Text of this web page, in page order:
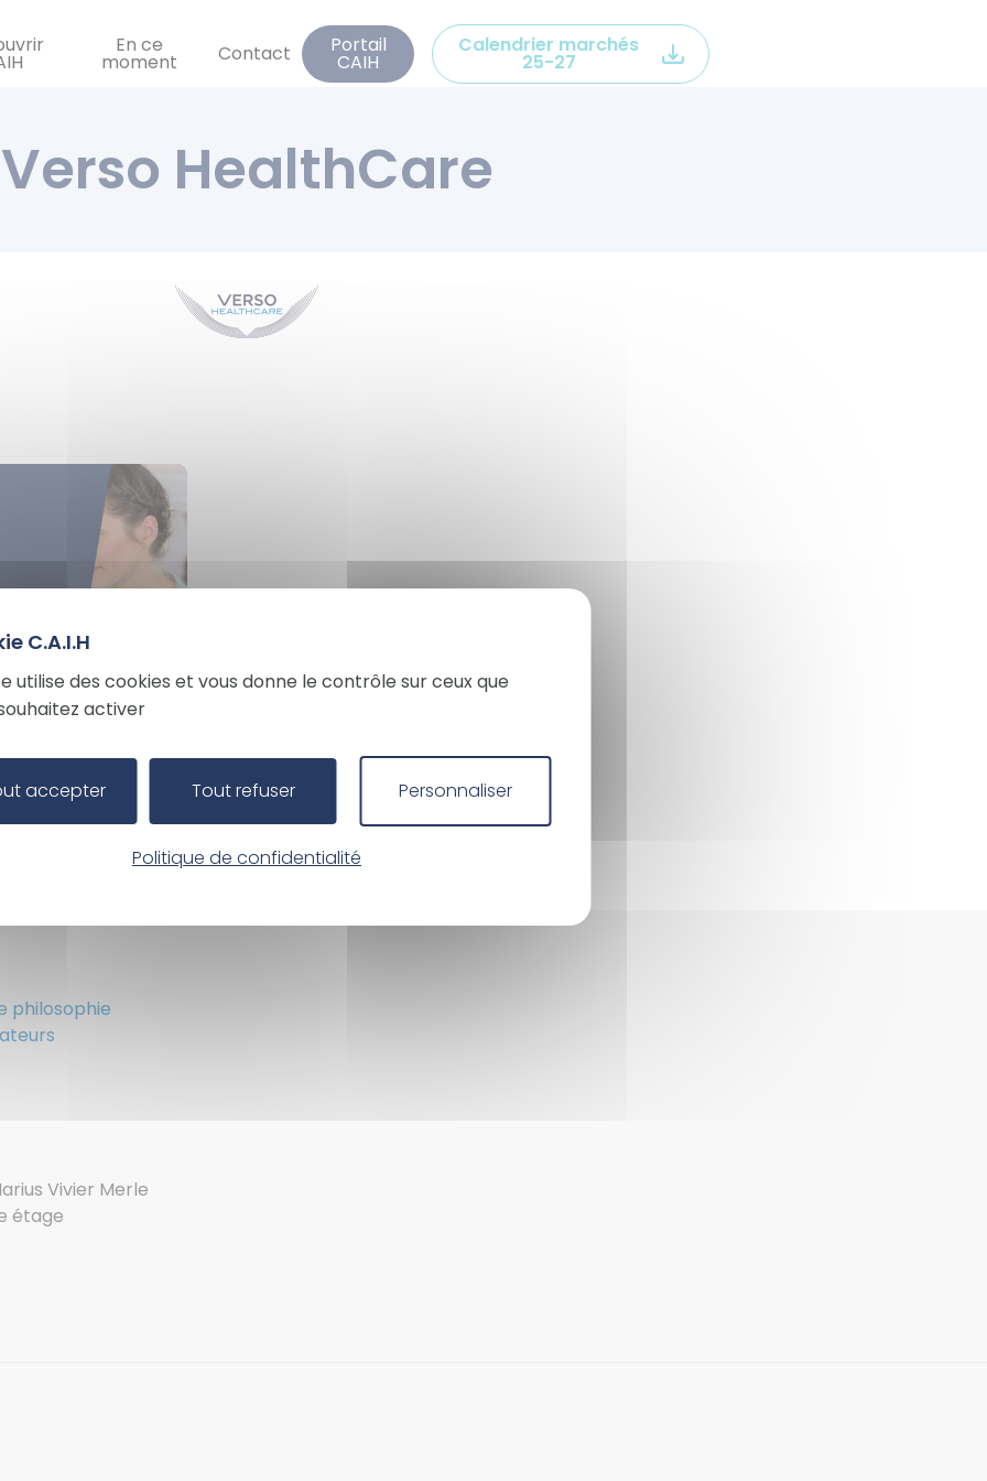
utilise des cookies et vous donne le contrôle sur ceux que
activer
accepter Tout refuser Personnaliser
Politique de confidentialité
au
contenu
En ce
moment Contact Portail
CAIH
Calendrier marchés
25-27
Verso HealthCare
philosophie
Vivier Merle
étage